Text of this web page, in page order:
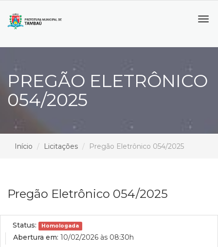
PREGÃO ELETRÔNICO
054/2025
Início Licitações Pregão Eletrônico 054/2025
Pregão Eletrônico 054/2025
Status: Homologada
Abertura em: 10/02/2026 às 08:30h